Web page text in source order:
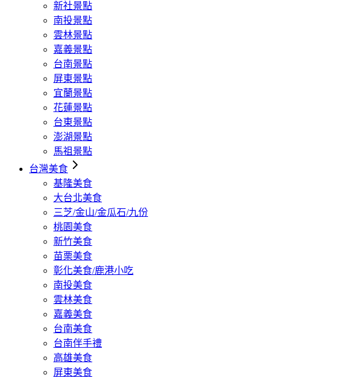
新社景點
南投景點
雲林景點
嘉義景點
台南景點
屏東景點
宜蘭景點
花蓮景點
台東景點
澎湖景點
馬祖景點
台灣美食
基隆美食
大台北美食
三芝/金山/金瓜石/九份
桃園美食
新竹美食
苗栗美食
彰化美食/鹿港小吃
南投美食
雲林美食
嘉義美食
台南美食
台南伴手禮
高雄美食
屏東美食